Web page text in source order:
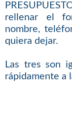
rellenar el
nombre,
quiera dejar.
Las tres son
rápidamente a